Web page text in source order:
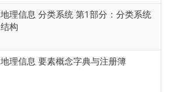
地理信息 分类系统 第1部分：分类系统
结构
地理信息 要素概念字典与注册簿